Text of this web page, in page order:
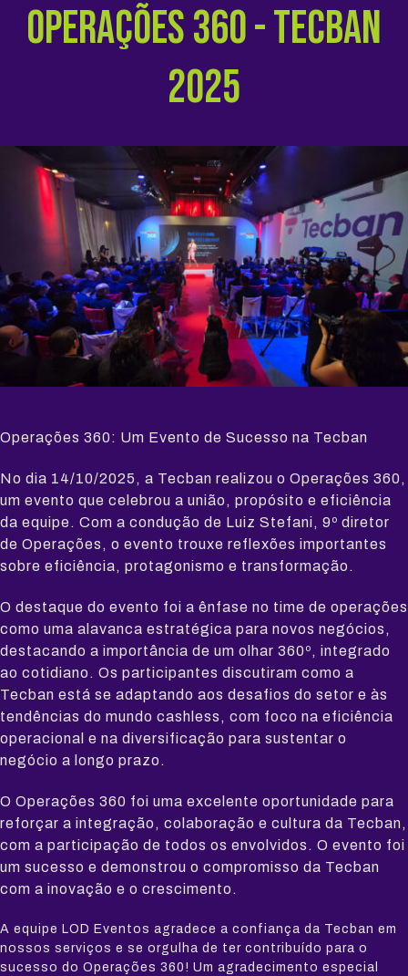
Operações 360 - Tecban
2025
Operações 360: Um Evento de Sucesso na Tecban
No dia 14/10/2025, a Tecban realizou o Operações 360,
um evento que celebrou a união, propósito e eficiência
da equipe. Com a condução de Luiz Stefani, 9º diretor
de Operações, o evento trouxe reflexões importantes
sobre eficiência, protagonismo e transformação.
O destaque do evento foi a ênfase no time de operações
como uma alavanca estratégica para novos negócios,
destacando a importância de um olhar 360º, integrado
ao cotidiano. Os participantes discutiram como a
Tecban está se adaptando aos desafios do setor e às
tendências do mundo cashless, com foco na eficiência
operacional e na diversificação para sustentar o
negócio a longo prazo.
O Operações 360 foi uma excelente oportunidade para
reforçar a integração, colaboração e cultura da Tecban,
com a participação de todos os envolvidos. O evento foi
um sucesso e demonstrou o compromisso da Tecban
com a inovação e o crescimento.
A equipe LOD Eventos agradece a confiança da Tecban em
nossos serviços e se orgulha de ter contribuído para o
sucesso do Operações 360! Um agradecimento especial